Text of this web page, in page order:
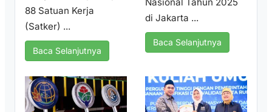
88 Satuan Kerja
(Satker) ...
Baca Selanjutnya
di Jakarta ...
Baca Selanjutnya